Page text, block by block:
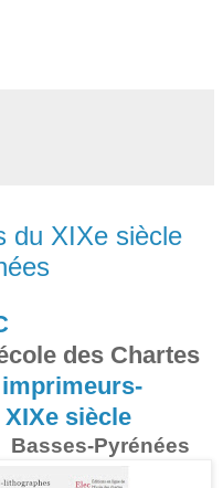
du XIXe siècle
des Chartes
siècle
Basses-Pyrénées